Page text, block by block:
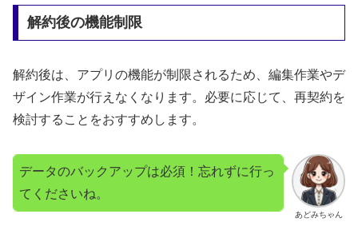
解約後の機能制限
解約後は、アプリの機能が制限されるため、編集作業やデ
ザイン作業が行えなくなります。必要に応じて、再契約を
検討することをおすすめします。
あどみちゃん
データのバックアップは必須！忘れずに行っ
てくださいね。